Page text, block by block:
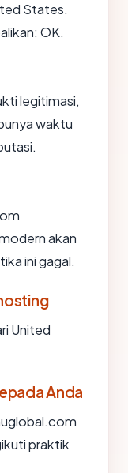
States.
OK.
legitimasi,
waktu
akan
ini gagal.
United
Anda
praktik